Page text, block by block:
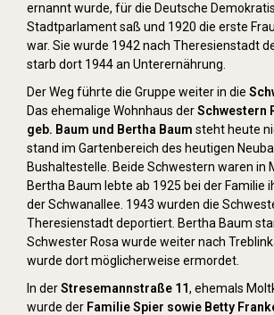
ernannt wurde, für die Deutsche
Stadtparlament saß und 1920 die erste
war. Sie wurde 1942 nach Theresienstadt
starb dort 1944 an Unterernährung.
Der Weg führte die Gruppe weiter in die
Das ehemalige Wohnhaus derSchwestern
geb. Baum und Bertha Baum steht heute
stand im Gartenbereich des heutigen
Bushaltestelle. Beide Schwestern waren in
Bertha Baum lebte ab 1925 bei der Familie
der Schwanallee. 1943 wurden die
Theresienstadt deportiert. Bertha Baum
Schwester Rosa wurde weiter nach
wurde dort möglicherweise ermordet.
In derStresemannstraße 11, ehemals
wurde der Familie Spier sowie Betty